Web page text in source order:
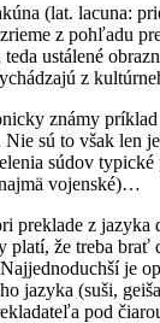
(lat. lacuna:
z pohľadu
ustálené
z
známy
sú to však len
súdov
vojenské)…
preklade z
platí, že treba
je
jazyka (suši,
pod